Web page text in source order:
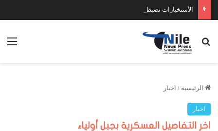
الأستخبارات تضبط عدد كبير من السلاح والمخدرات
بحث عن
الرئيسية / اخبار
اخبار
اخر التفاصيل العسكرية بجبل أولياء